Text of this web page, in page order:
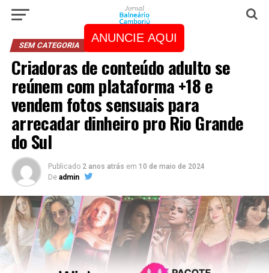
ANUNCIE AQUI
SEM CATEGORIA
Criadoras de conteúdo adulto se
reúnem com plataforma +18 e
vendem fotos sensuais para
arrecadar dinheiro pro Rio Grande
do Sul
Publicado 2 anos atrás em 10 de maio de 2024
De admin